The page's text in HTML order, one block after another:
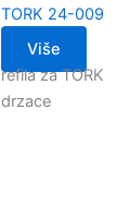
TORK 24-009
Više
refila za TORK
drzace